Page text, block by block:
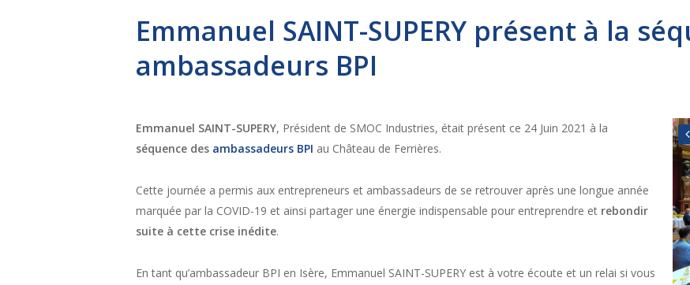
Emmanuel SAINT-SUPERY présent à la
ambassadeurs BPI
Emmanuel SAINT-SUPERY, Président de SMOC Industries, était présent ce 24 Juin 2021 à la
séquence des ambassadeurs BPI au Château de Ferrières.
Cette journée a permis aux entrepreneurs et ambassadeurs de se retrouver après une longue année
marquée par la COVID-19 et ainsi partager une énergie indispensable pour entreprendre et rebondir
suite à cette crise inédite.
En tant qu’ambassadeur BPI en Isère, Emmanuel SAINT-SUPERY est à votre écoute et un relai si vous